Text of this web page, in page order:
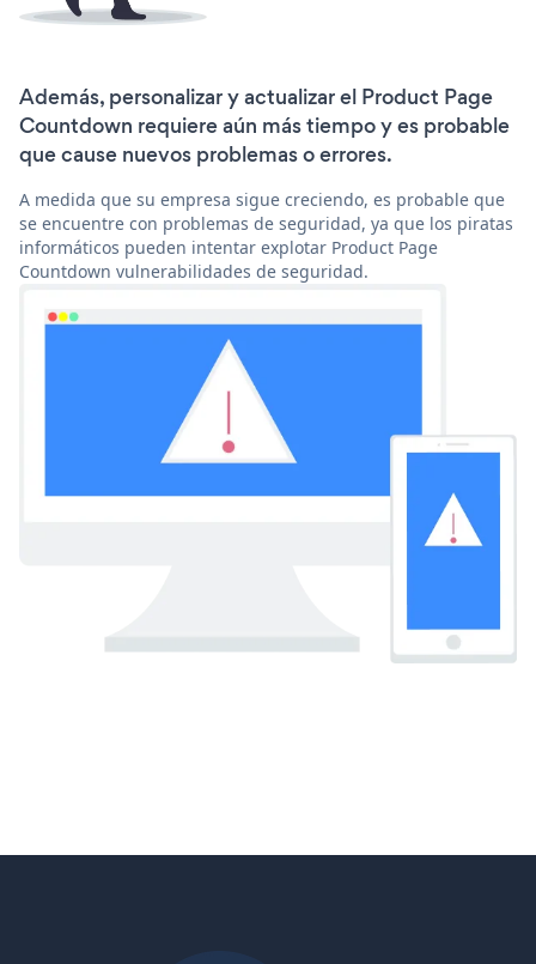
Además, personalizar y actualizar el Product Page
Countdown requiere aún más tiempo y es probable
que cause nuevos problemas o errores.
A medida que su empresa sigue creciendo, es probable que
se encuentre con problemas de seguridad, ya que los piratas
informáticos pueden intentar explotar Product Page
Countdown vulnerabilidades de seguridad.